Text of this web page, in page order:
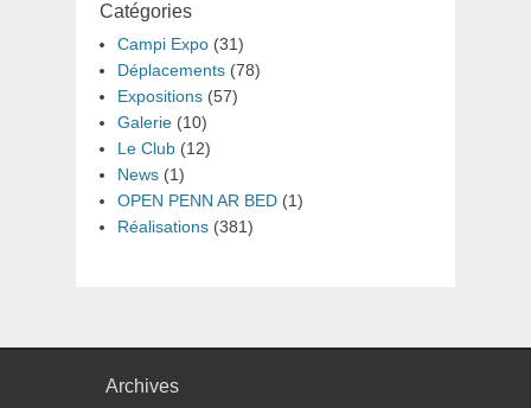
Catégories
Campi Expo (31)
Déplacements (78)
Expositions (57)
Galerie (10)
Le Club (12)
News (1)
OPEN PENN AR BED (1)
Réalisations (381)
Archives